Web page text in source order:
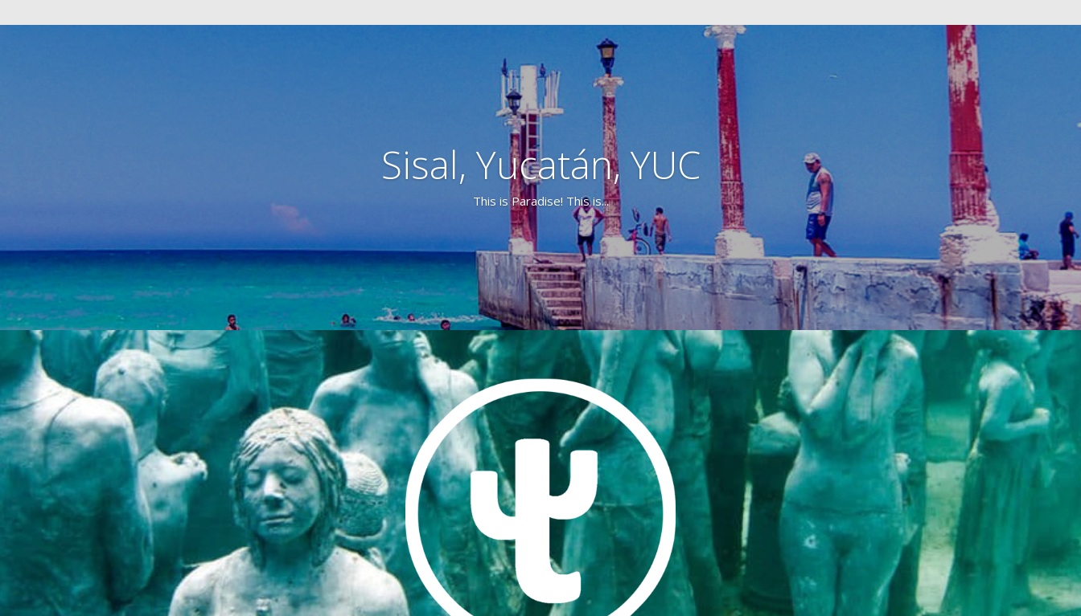
Sisal, Yucatán, YUC
This is Paradise! This is...